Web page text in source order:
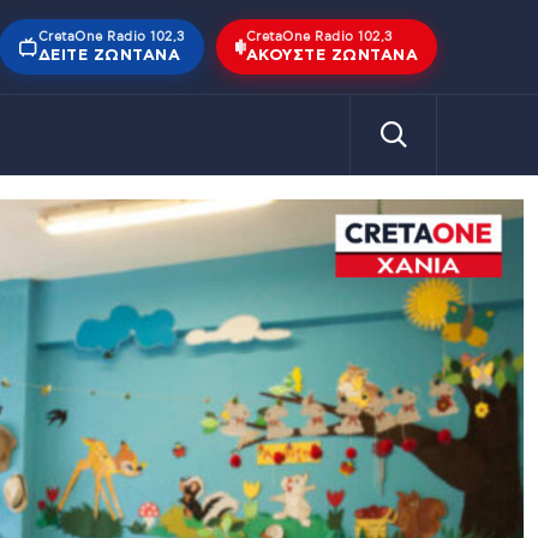
CretaOne Radio 102,3
ΔΕΊΤΕ ΖΩΝΤΑΝΆ
CretaOne Radio 102,3
ΑΚΟΎΣΤΕ ΖΩΝΤΑΝΆ